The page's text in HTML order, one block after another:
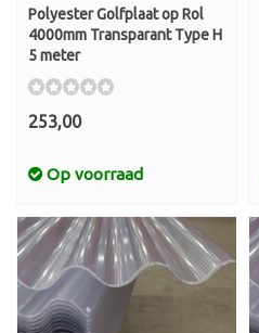
Polyester Golfplaat op Rol
4000mm Transparant Type H
5 meter
253,00
Op voorraad